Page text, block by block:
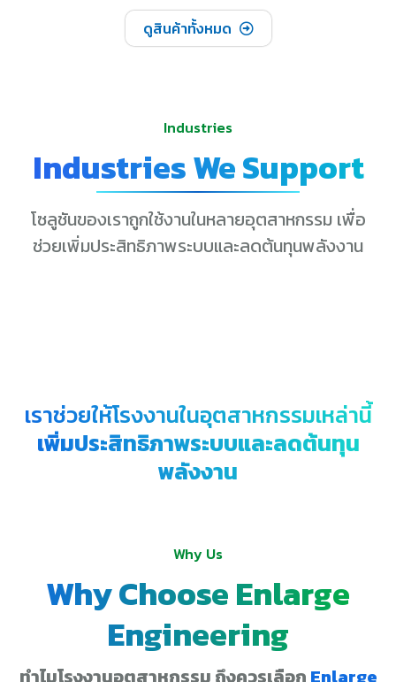
ดูสินค้าทั้งหมด
Industries
Industries We Support
โซลูชันของเราถูกใช้งานในหลายอุตสาหกรรม เพื่อ
ช่วยเพิ่มประสิทธิภาพระบบและลดต้นทุนพลังงาน
เราช่วยให้โรงงานในอุตสาหกรรมเหล่านี้
เพิ่มประสิทธิภาพระบบและลดต้นทุน
พลังงาน
Why Us
Why Choose Enlarge
Engineering
ทำไมโรงงานอุตสาหกรรม ถึงควรเลือก Enlarge